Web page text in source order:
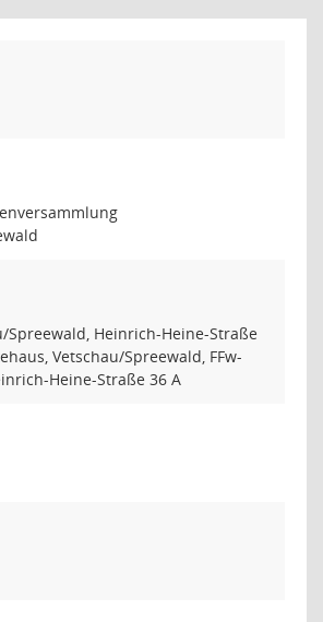
Spreewald, Heinrich-Heine-Straße
Vetschau/Spreewald, FFw-
Heine-Straße 36 A